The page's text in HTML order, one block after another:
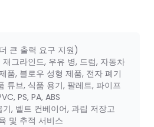
큰 출력 요구 지원)
그라인드, 우유 병, 드럼, 자동차
품, 블로우 성형 제품, 전자 폐기
튜브, 식품 용기, 팔레트, 파이프
PS, PA, ABS
, 벨트 컨베이어, 과립 저장고
및 추적 서비스